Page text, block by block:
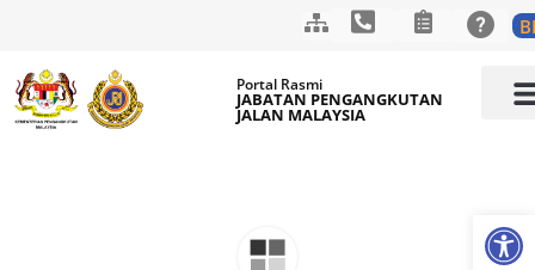
to
content
Portal Rasmi
JABATAN PENGANGKUTAN
JALAN MALAYSIA